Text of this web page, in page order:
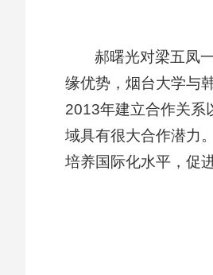
郝曙光对梁五凤
缘优势，烟台大学与
2013年建立合作关系
域具有很大合作潜力
培养国际化水平，促